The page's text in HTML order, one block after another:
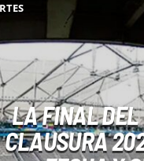
LA FINAL DEL
CLAUSURA